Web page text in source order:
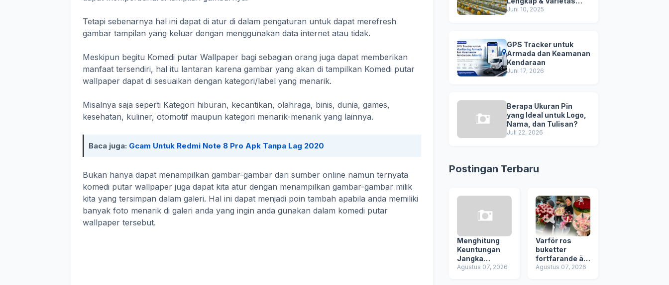
Tetapi sebenarnya hal ini dapat di atur di dalam pengaturan untuk dapat merefresh
gambar tampilan yang keluar dengan menggunakan data internet atau tidak.
Meskipun begitu Komedi putar Wallpaper bagi sebagian orang juga dapat memberikan
manfaat tersendiri, hal itu lantaran karena gambar yang akan di tampilkan Komedi putar
wallpaper dapat di sesuaikan dengan kategori/label yang menarik.
Misalnya saja seperti Kategori hiburan, kecantikan, olahraga, binis, dunia, games,
kesehatan, kuliner, otomotif maupun kategori menarik-menarik yang lainnya.
Baca juga: Gcam Untuk Redmi Note 8 Pro Apk Tanpa Lag 2020
Bukan hanya dapat menampilkan gambar-gambar dari sumber online namun ternyata
komedi putar wallpaper juga dapat kita atur dengan menampilkan gambar-gambar milik
kita yang tersimpan dalam galeri. Hal ini dapat menjadi poin tambah apabila anda memiliki
banyak foto menarik di galeri anda yang ingin anda gunakan dalam komedi putar
wallpaper tersebut.
Unggul
Juni 10, 2025
GPS Tracker untuk
Armada dan Keamanan
Kendaraan
Juni 17, 2026
Berapa Ukuran Pin
yang Ideal untuk Logo,
Nama, dan Tulisan?
Juli 22, 2026
Postingan Terbaru
Menghitung
Keuntungan
Jangka
Panjang Jasa
Agustus 07, 2026
Varför ros
buketter
fortfarande är
ett av de mest
Agustus 07, 2026